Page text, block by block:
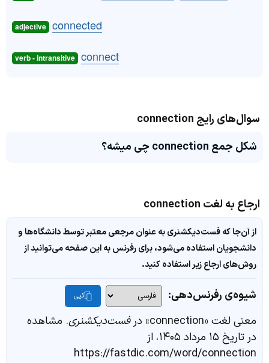
adjective connected
verb - intransitive connect
سوال‌های رایج connection
شکل جمع connection چی میشه؟
ارجاع به لغت connection
از آن‌جا که فست‌دیکشنری به عنوان مرجعی معتبر توسط دانشگاه‌ها و
دانشجویان استفاده می‌شود، برای رفرنس به این صفحه می‌توانید از
روش‌های ارجاع زیر استفاده کنید.
شیوه‌ی رفرنس‌دهی: کپی
معنی لغت «connection» در فست‌دیکشنری. مشاهده
در تاریخ ۱۵ مرداد ۱۴۰۵، از
https://fastdic.com/word/connection